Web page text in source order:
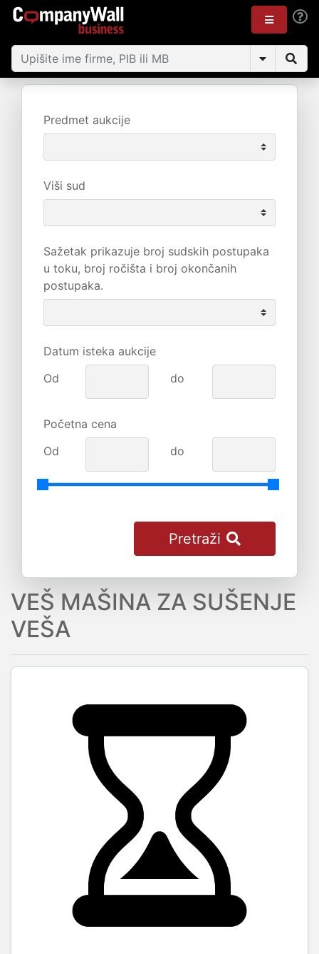
Predmet aukcije
Viši sud
Sažetak prikazuje broj sudskih postupaka
u toku, broj ročišta i broj okončanih
postupaka.
Datum isteka aukcije
Od
do
Početna cena
Od
do
Pretraži
VEŠ MAŠINA ZA SUŠENJE
VEŠA